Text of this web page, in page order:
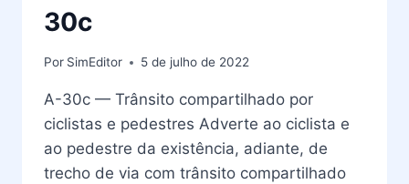
30c
Por SimEditor 5 de julho de 2022
A-30c — Trânsito compartilhado por
ciclistas e pedestres Adverte ao ciclista e
ao pedestre da existência, adiante, de
trecho de via com trânsito compartilhado